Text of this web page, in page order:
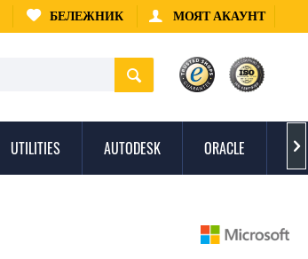
БЕЛЕЖНИК МОЯТ АКАУНТ
UTILITIES AUTODESK ORACLE 